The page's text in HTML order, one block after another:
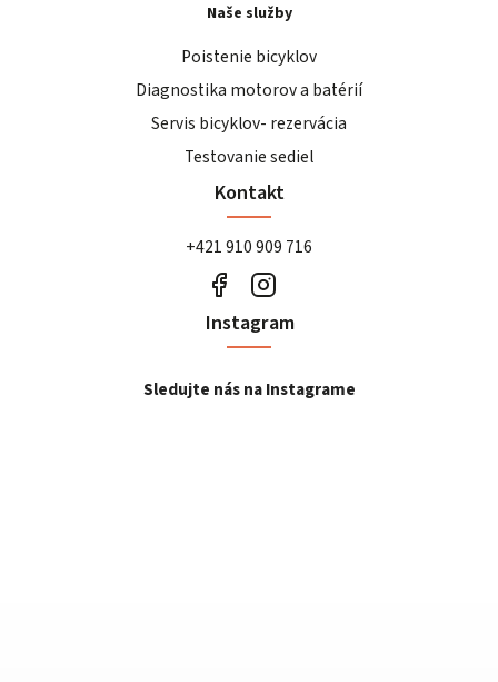
Naše služby
Poistenie bicyklov
Diagnostika motorov a batérií
Servis bicyklov- rezervácia
Testovanie sediel
Kontakt
+421 910 909 716
Instagram
Sledujte nás na Instagrame